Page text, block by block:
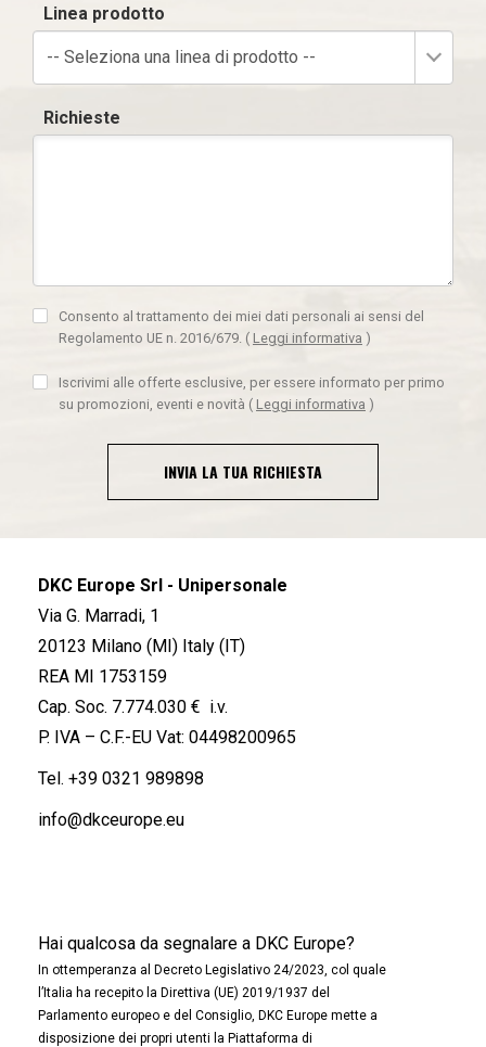
Linea prodotto
-- Seleziona una linea di prodotto --
Richieste
Consento al trattamento dei miei dati personali ai sensi del
Regolamento UE n. 2016/679. ( Leggi informativa )
Iscrivimi alle offerte esclusive, per essere informato per primo
su promozioni, eventi e novità ( Leggi informativa )
INVIA LA TUA RICHIESTA
DKC Europe Srl - Unipersonale
Via G. Marradi, 1
20123 Milano (MI) Italy (IT)
REA MI 1753159
Cap. Soc. 7.774.030 € i.v.
P. IVA – C.F.-EU Vat: 04498200965
Tel. +39 0321 989898
info@dkceurope.eu
Hai qualcosa da segnalare a DKC Europe?
In ottemperanza al Decreto Legislativo 24/2023, col quale
l’Italia ha recepito la Direttiva (UE) 2019/1937 del
Parlamento europeo e del Consiglio, DKC Europe mette a
disposizione dei propri utenti la Piattaforma di